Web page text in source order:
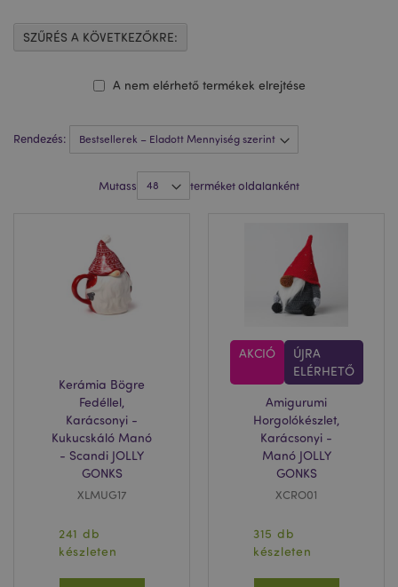
Rendezés:
Mutass terméket oldalanként
Kerámia Bögre
Fedéllel,
Karácsonyi -
Kukucskáló Manó
- Scandi JOLLY
GONKS
XLMUG17
241 db
készleten
AKCIÓ
ÚJRA
ELÉRHETŐ
Amigurumi
Horgolókészlet,
Karácsonyi -
Manó JOLLY
GONKS
XCRO01
315 db
készleten
A nem elérhető termékek elrejtése
SZŰRÉS A KÖVETKEZŐKRE: